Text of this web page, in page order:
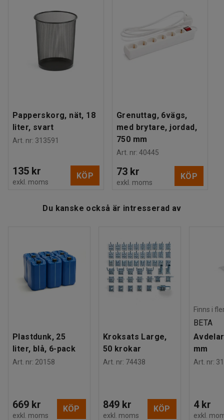
15 kg
Montering
Papperskorg, nät, 18
liter, svart
Art. nr: 313591
135 kr
exkl. moms
KÖP
Grenuttag, 6vägs,
med brytare, jordad,
750 mm
Art. nr: 40445
73 kr
exkl. moms
KÖP
Du kanske också är intresserad av
Plastdunk, 25
liter, blå, 6-pack
Art. nr: 20158
669 kr
exkl. moms
KÖP
Kroksats Large,
50 krokar
Art. nr: 74438
849 kr
exkl. moms
KÖP
Finns i
BETA
mm
Art. nr:
4 kr
exkl.